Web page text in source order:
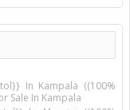
In Kampala ((100%
Sale In Kampala